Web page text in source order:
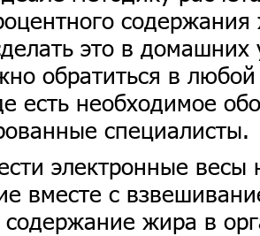
это в домашних
обратиться в
есть необходимое
специалисты.
электронные весы
вместе с
содержание жира в